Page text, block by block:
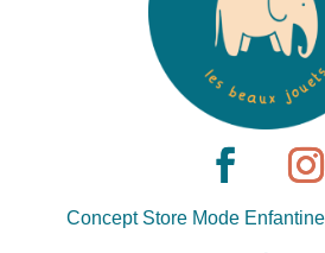
Concept Store Mode